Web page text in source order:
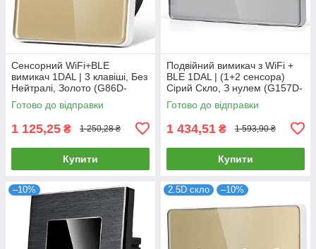
Сенсорний WiFi+BLE
вимикач 1DAL | 3 клавіші, Без
Нейтралі, Золото (G86D-
SW3G.WF.SL.GD)
Готово до відправки
1 125,25 ₴ 1 250,28 ₴
Купити
Подвійний вимикач з WiFi +
BLE 1DAL | (1+2 сенсора)
Сірий Скло, З нулем (G157D-
SW1G2G.WF.GR)
Готово до відправки
1 434,51 ₴ 1 593,90 ₴
Купити
–10% 2.5D скло –10%